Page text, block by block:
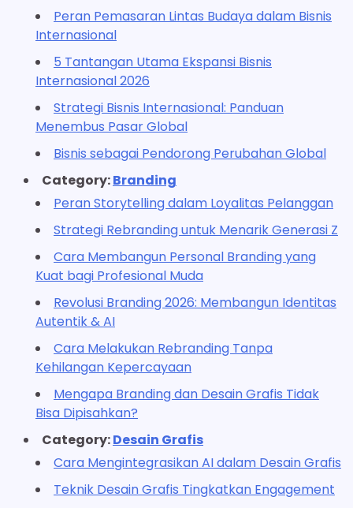
Peran Pemasaran Lintas Budaya dalam Bisnis
Internasional
5 Tantangan Utama Ekspansi Bisnis
Internasional 2026
Strategi Bisnis Internasional: Panduan
Menembus Pasar Global
Bisnis sebagai Pendorong Perubahan Global
Category:Branding
Peran Storytelling dalam Loyalitas Pelanggan
Strategi Rebranding untuk Menarik Generasi Z
Cara Membangun Personal Branding yang
Kuat bagi Profesional Muda
Revolusi Branding 2026: Membangun Identitas
Autentik & AI
Cara Melakukan Rebranding Tanpa
Kehilangan Kepercayaan
Mengapa Branding dan Desain Grafis Tidak
Bisa Dipisahkan?
Category:Desain Grafis
Cara Mengintegrasikan AI dalam Desain Grafis
Teknik Desain Grafis Tingkatkan Engagement